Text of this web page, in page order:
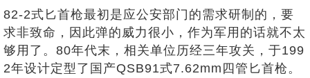
82-2式匕首枪最初是应公安部门的需求研制的，要
求非致命，因此弹的威力很小，作为军用的话就不太
够用了。80年代末，相关单位历经三年攻关，于199
2年设计定型了国产QSB91式7.62mm四管匕首枪。